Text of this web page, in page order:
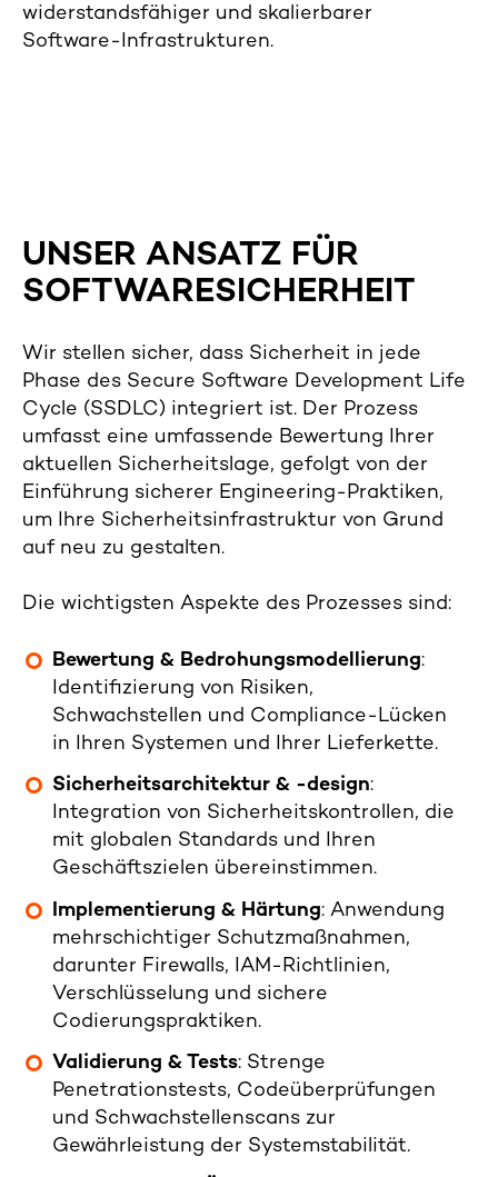
widerstandsfähiger und skalierbarer
Software-Infrastrukturen.
UNSER ANSATZ FÜR
SOFTWARESICHERHEIT
Wir stellen sicher, dass Sicherheit in jede
Phase des Secure Software Development Life
Cycle (SSDLC) integriert ist. Der Prozess
umfasst eine umfassende Bewertung Ihrer
aktuellen Sicherheitslage, gefolgt von der
Einführung sicherer Engineering-Praktiken,
um Ihre Sicherheitsinfrastruktur von Grund
auf neu zu gestalten.
Die wichtigsten Aspekte des Prozesses sind:
Bewertung & Bedrohungsmodellierung:
Identifizierung von Risiken,
Schwachstellen und Compliance-Lücken
in Ihren Systemen und Ihrer Lieferkette.
Sicherheitsarchitektur & -design:
Integration von Sicherheitskontrollen, die
mit globalen Standards und Ihren
Geschäftszielen übereinstimmen.
Implementierung & Härtung:Anwendung
mehrschichtiger Schutzmaßnahmen,
darunter Firewalls, IAM-Richtlinien,
Verschlüsselung und sichere
Codierungspraktiken.
Validierung & Tests: Strenge
Penetrationstests, Codeüberprüfungen
und Schwachstellenscans zur
Gewährleistung der Systemstabilität.